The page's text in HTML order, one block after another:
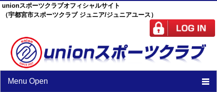
unionスポーツクラブオフィシャルサイト
（宇都宮市スポーツクラブ ジュニア/ジュニアユース）
Menu Open